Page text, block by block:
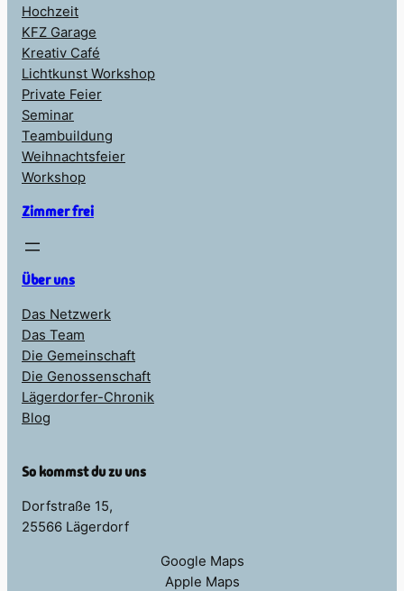
Hochzeit
KFZ Garage
Kreativ Café
Lichtkunst Workshop
Private Feier
Seminar
Teambuildung
Weihnachtsfeier
Workshop
Zimmer frei
Über uns
Das Netzwerk
Das Team
Die Gemeinschaft
Die Genossenschaft
Lägerdorfer-Chronik
Blog
So kommst du zu uns
Dorfstraße 15,
25566 Lägerdorf
Google Maps
Apple Maps